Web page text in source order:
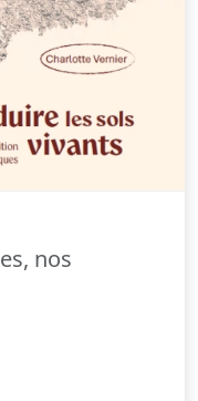
nos